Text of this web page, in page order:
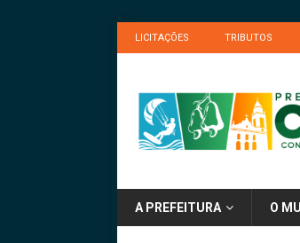
LICITAÇÕES TRIBUTOS
A PREFEITURA O